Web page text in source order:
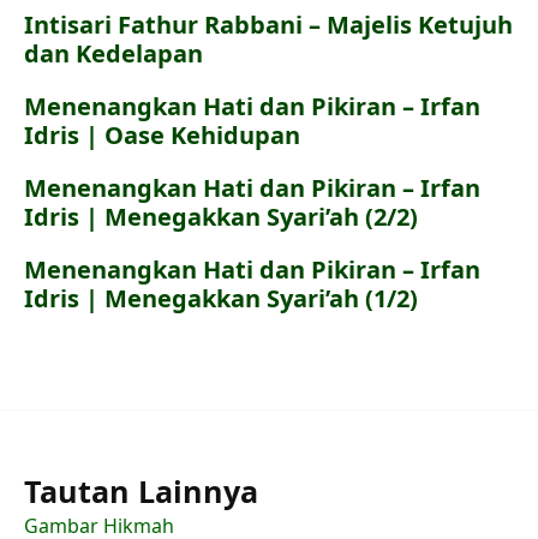
Intisari Fathur Rabbani – Majelis Ketujuh
dan Kedelapan
Menenangkan Hati dan Pikiran – Irfan
Idris | Oase Kehidupan
Menenangkan Hati dan Pikiran – Irfan
Idris | Menegakkan Syari’ah (2/2)
Menenangkan Hati dan Pikiran – Irfan
Idris | Menegakkan Syari’ah (1/2)
Tautan Lainnya
Gambar Hikmah